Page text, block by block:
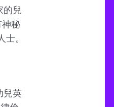
的兒
神秘
。
兒英